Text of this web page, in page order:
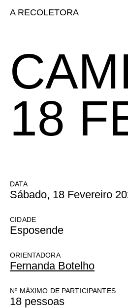
A RECOLETORA
18
DATA
Sábado, 18 Fevereiro
CIDADE
Esposende
ORIENTADORA
Fernanda Botelho
Nº MÁXIMO DE PARTICIPANTES
18 pessoas